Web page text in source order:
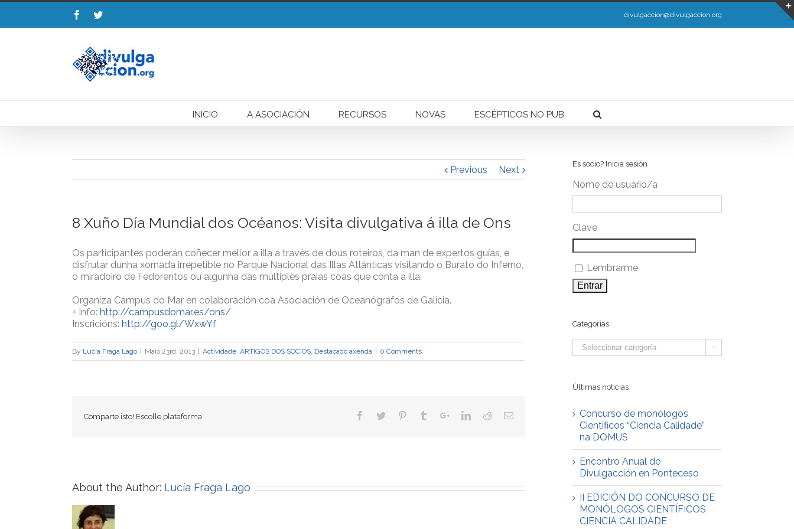
divulgaccion@divulgaccion.org
INICIO A ASOCIACIÓN RECURSOS NOVAS ESCÉPTICOS NO PUB
Previous Next
8 Xuño Día Mundial dos Océanos: Visita divulgativa á illa de Ons
Os participantes poderán coñecer mellor a illa a través de dous roteiros, da man de expertos guías, e
disfrutar dunha xornada irrepetible no Parque Nacional das Illas Atlánticas visitando o Burato do Inferno,
o miradoiro de Fedorentos ou algunha das múltiples praias coas que conta a illa.
Organiza Campus do Mar en colaboración coa Asociación de Oceanógrafos de Galicia.
+ Info: http://campusdomar.es/ons/
Inscricións: http://goo.gl/WxwYf
By Lucía Fraga Lago Maio 23rd, 2013 Actividade, ARTIGOS DOS SOCIOS, Destacado axenda 0 Comments
Comparte isto! Escolle plataforma
About the Author: Lucía Fraga Lago
Es socio? Inicia sesión
Nome de usuario/a
Clave
Lembrarme
Categorías
Categorías 
Últimas noticias
Concurso de monólogos
Científicos “Ciencia Calidade”
na DOMUS
Encontro Anual de
Divulgacción en Ponteceso
II EDICIÓN DO CONCURSO DE
MONÓLOGOS CIENTÍFICOS
CIENCIA CALIDADE